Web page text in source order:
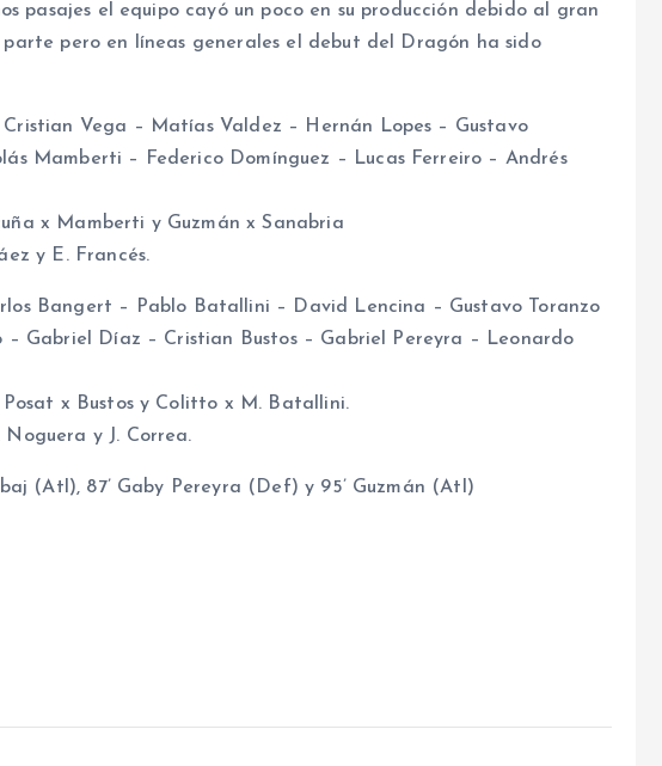
pasajes el equipo cayó un poco en su producción debido al gran
pero en líneas generales el debut del Dragón ha sido
Vega – Matías Valdez – Hernán Lopes – Gustavo
Mamberti – Federico Domínguez – Lucas Ferreiro – Andrés
x Mamberti y Guzmán x Sanabria
y E. Francés.
Bangert – Pablo Batallini – David Lencina – Gustavo Toranzo
Gabriel Díaz – Cristian Bustos – Gabriel Pereyra – Leonardo
x Bustos y Colitto x M. Batallini.
Noguera y J. Correa.
(Atl), 87’ Gaby Pereyra (Def) y 95’ Guzmán (Atl)